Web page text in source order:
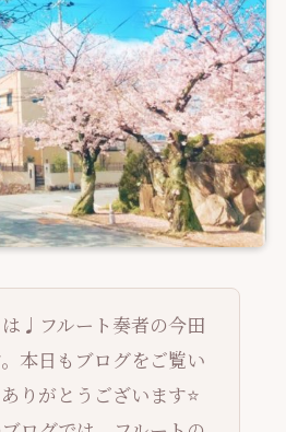
♩フルート奏者の今田
本日もブログをご覧い
りがとうございます⭐️